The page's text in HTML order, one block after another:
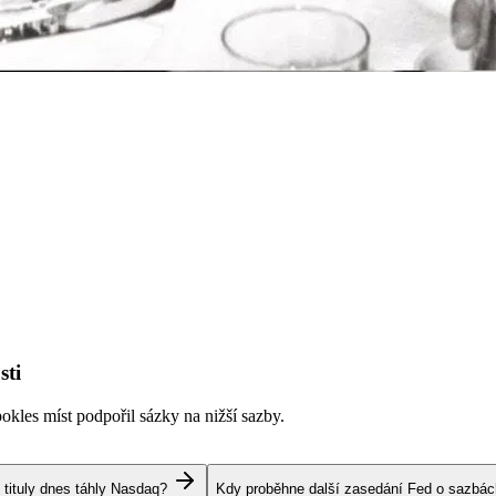
míst podpořil sázky na nižší sazby.
dnes táhly Nasdaq? Kdy proběhne další zasedání Fed o